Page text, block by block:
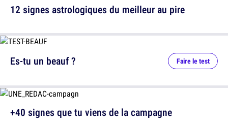
12 signes astrologiques du meilleur au pire
Es-tu un beauf ? Faire le test
+40 signes que tu viens de la campagne